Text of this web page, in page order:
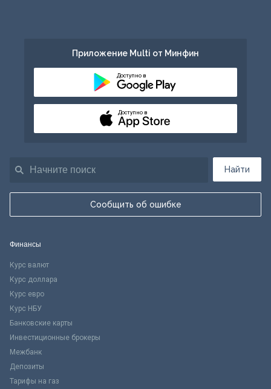
Найти
Сообщить об ошибке
Приложение Multi от Минфин
Доступно в
Доступно в
Финансы
Курс валют
Курс доллара
Курс евро
Курс НБУ
Банковские карты
Инвестиционные брокеры
Межбанк
Депозиты
Тарифы на газ